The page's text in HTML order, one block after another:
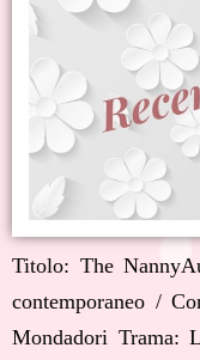
Titolo: The
contemporaneo /
Mondadori Trama: